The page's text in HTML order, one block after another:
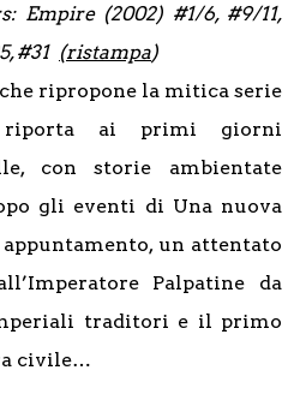
Empire (2002) #1/6, #9/11,
#31 (ristampa)
ripropone la mitica serie
ai primi giorni
con storie ambientate
gli eventi di Una nuova
un attentato
Palpatine da
traditori e il primo
civile…